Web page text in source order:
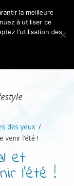
des yeux
l’été !
et
l’été !
la meilleure
à utiliser ce
l'utilisation des